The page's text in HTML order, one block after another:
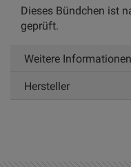
Dieses Bündchen ist
geprüft.
Weitere Informationen
Hersteller